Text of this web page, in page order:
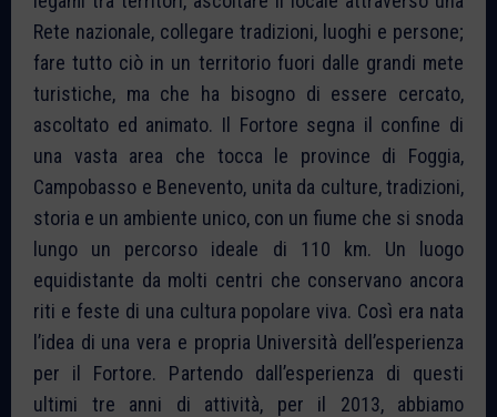
Rete nazionale, collegare tradizioni, luoghi e persone;
fare tutto ciò in un territorio fuori dalle grandi mete
turistiche, ma che ha bisogno di essere cercato,
ascoltato ed animato. Il Fortore segna il confine di
una vasta area che tocca le province di Foggia,
Campobasso e Benevento, unita da culture, tradizioni,
storia e un ambiente unico, con un fiume che si snoda
lungo un percorso ideale di 110 km. Un luogo
equidistante da molti centri che conservano ancora
riti e feste di una cultura popolare viva. Così era nata
l’idea di una vera e propria Università dell’esperienza
per il Fortore. Partendo dall’esperienza di questi
ultimi tre anni di attività, per il 2013, abbiamo